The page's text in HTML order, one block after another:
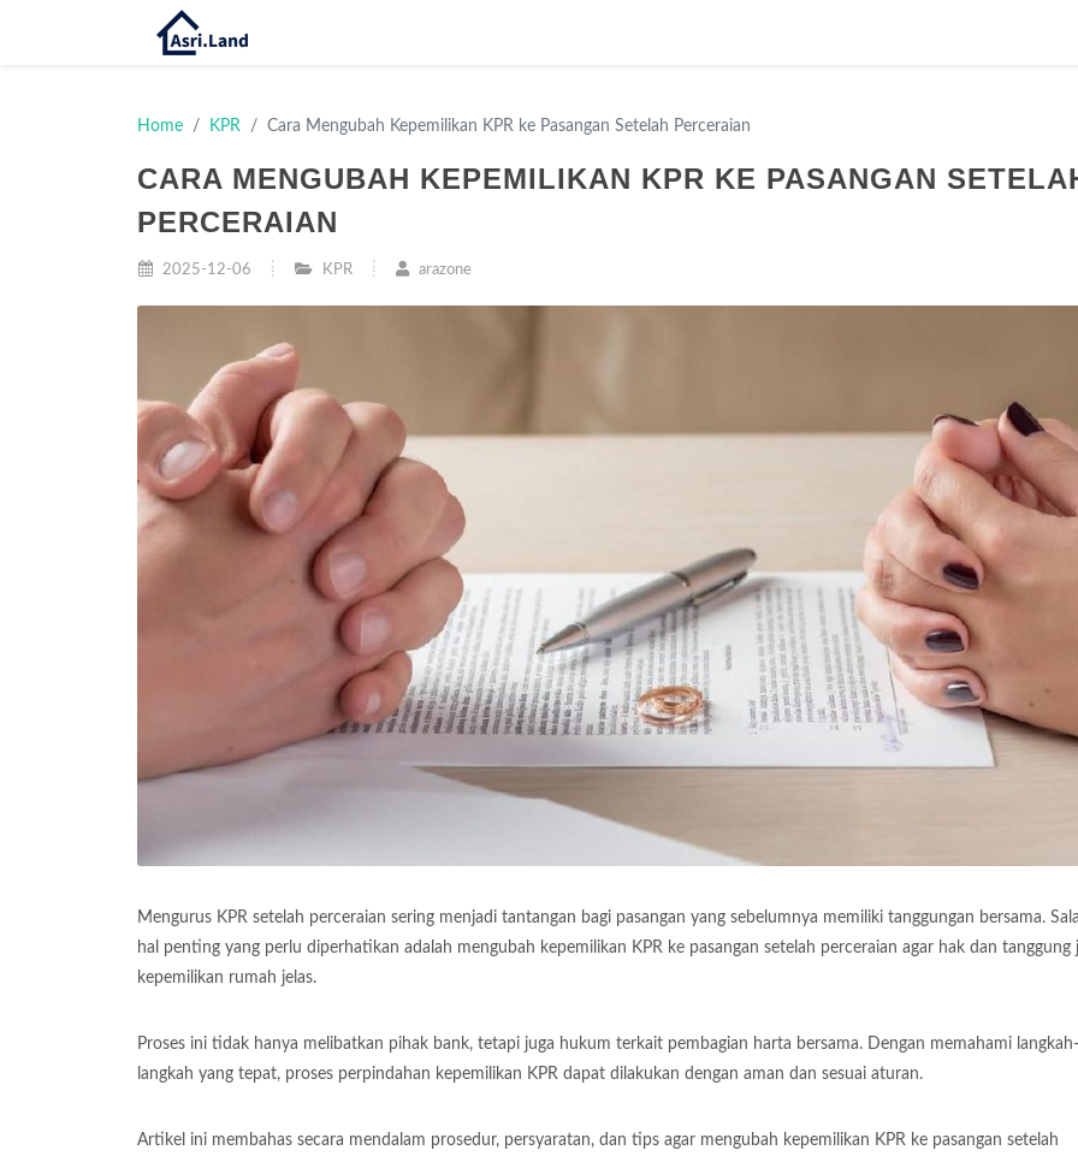
Home KPR Cara Mengubah Kepemilikan KPR ke Pasangan Setelah Perceraian
CARA MENGUBAH KEPEMILIKAN KPR KE PASANGAN
PERCERAIAN
2025-12-06 KPR arazone
Mengurus KPR setelah perceraian sering menjadi tantangan bagi pasangan yang sebelumnya memiliki tanggungan bersama.
hal penting yang perlu diperhatikan adalah mengubah kepemilikan KPR ke pasangan setelah perceraian agar hak dan tanggung
kepemilikan rumah jelas.
Proses ini tidak hanya melibatkan pihak bank, tetapi juga hukum terkait pembagian harta bersama. Dengan memahami langkah-
langkah yang tepat, proses perpindahan kepemilikan KPR dapat dilakukan dengan aman dan sesuai aturan.
Artikel ini membahas secara mendalam prosedur, persyaratan, dan tips agar mengubah kepemilikan KPR ke pasangan setelah